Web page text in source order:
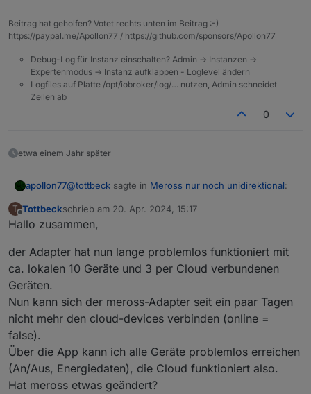
Beitrag hat geholfen? Votet rechts unten im Beitrag :-)
https://paypal.me/Apollon77 / https://github.com/sponsors/Apollon77
Debug-Log für Instanz einschalten? Admin -> Instanzen ->
Expertenmodus -> Instanz aufklappen - Loglevel ändern
Logfiles auf Platte /opt/iobroker/log/… nutzen, Admin schneidet
Zeilen ab
0
etwa einem Jahr später
apollon77@tottbeck sagte in Meross nur noch unidirektional:
Ist das ein bekanntes Problem ?
Ne, die zwei sollten sich an sich auch nicht in die
quere kommen.
T
Offline
Tottbeckschrieb am 20. Apr. 2024, 15:17
zuletzt editiert von
Hallo zusammen,
der Adapter hat nun lange problemlos funktioniert mit
ca. lokalen 10 Geräte und 3 per Cloud verbundenen
Geräten.
Nun kann sich der meross-Adapter seit ein paar Tagen
nicht mehr den cloud-devices verbinden (online =
false).
Über die App kann ich alle Geräte problemlos erreichen
(An/Aus, Energiedaten), die Cloud funktioniert also.
Hat meross etwas geändert?